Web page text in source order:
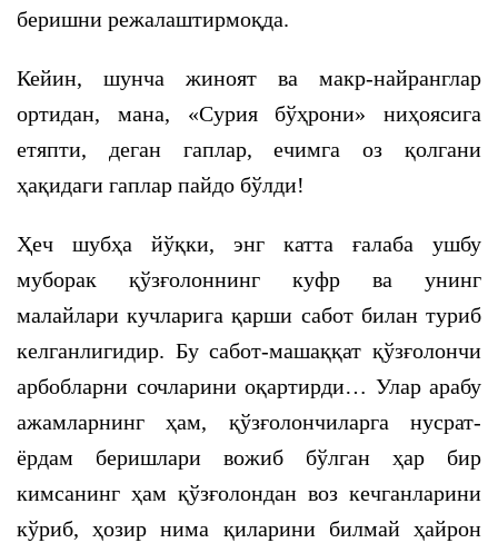
беришни режалаштирмоқда.
Кейин, шунча жиноят ва макр-найранглар
ортидан, мана, «Сурия бўҳрони» ниҳоясига
етяпти, деган гаплар, ечимга оз қолгани
ҳақидаги гаплар пайдо бўлди!
Ҳеч шубҳа йўқки, энг катта ғалаба ушбу
муборак қўзғолоннинг куфр ва унинг
малайлари кучларига қарши сабот билан туриб
келганлигидир. Бу сабот-машаққат қўзғолончи
арбобларни сочларини оқартирди… Улар арабу
ажамларнинг ҳам, қўзғолончиларга нусрат-
ёрдам беришлари вожиб бўлган ҳар бир
кимсанинг ҳам қўзғолондан воз кечганларини
кўриб, ҳозир нима қиларини билмай ҳайрон